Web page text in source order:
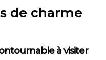
de charme
à visiter